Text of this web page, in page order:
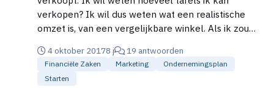
verkopen? Ik wil dus weten wat een realistische
omzet is, van een vergelijkbare winkel. Als ik zou
mijn omzet ook had ik geen prognoses hoeven te
maken en gewoon gezegd, zoveel verkoop ik er dus
dat wordt mijn omzet. Niemand weet van te voren
4 oktober 20178 j 19 antwoorden
Financiële Zaken Marketing
Ondernemingsplan
Starten